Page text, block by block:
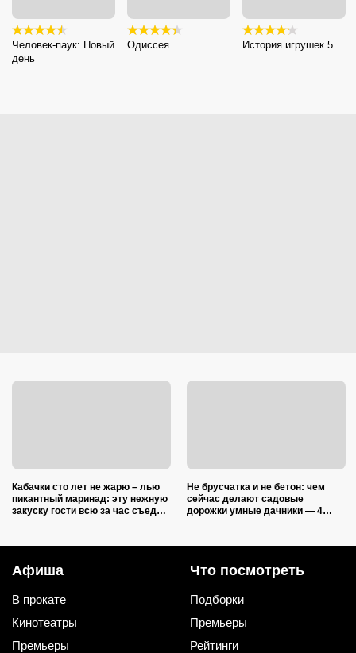
Человек-паук: Новый
день
Одиссея История игрушек 5
Кабачки сто лет не жарю – лью
пикантный маринад: эту нежную
закуску гости всю за час съедят
Не брусчатка и не бетон: чем
сейчас делают садовые
дорожки умные дачники — 4
Афиша
В прокате
Кинотеатры
Премьеры
Что посмотреть
Подборки
Премьеры
Рейтинги